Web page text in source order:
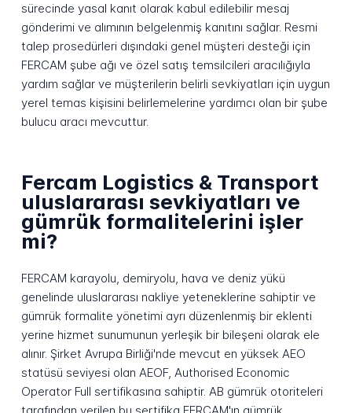
sürecinde yasal kanıt olarak kabul edilebilir mesaj
gönderimi ve alımının belgelenmiş kanıtını sağlar. Resmi
talep prosedürleri dışındaki genel müşteri desteği için
FERCAM şube ağı ve özel satış temsilcileri aracılığıyla
yardım sağlar ve müşterilerin belirli sevkiyatları için uygun
yerel temas kişisini belirlemelerine yardımcı olan bir şube
bulucu aracı mevcuttur.
Fercam Logistics & Transport
uluslararası sevkiyatları ve
gümrük formalitelerini işler
mi?
FERCAM karayolu, demiryolu, hava ve deniz yükü
genelinde uluslararası nakliye yeteneklerine sahiptir ve
gümrük formalite yönetimi ayrı düzenlenmiş bir eklenti
yerine hizmet sunumunun yerleşik bir bileşeni olarak ele
alınır. Şirket Avrupa Birliği'nde mevcut en yüksek AEO
statüsü seviyesi olan AEOF, Authorised Economic
Operator Full sertifikasına sahiptir. AB gümrük otoriteleri